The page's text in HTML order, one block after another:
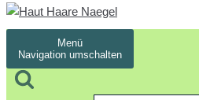
Menü
Navigation umschalten